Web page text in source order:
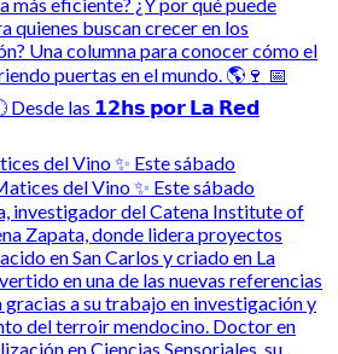
del Vino ✨ Este sábado